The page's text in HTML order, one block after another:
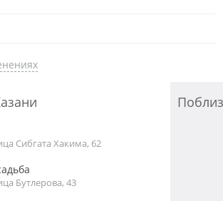
Сибгата Хакима, 62
Бутлерова, 43